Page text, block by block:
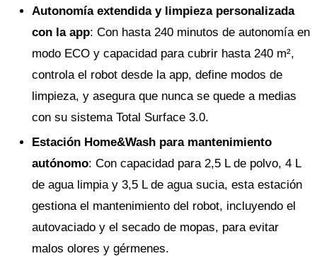
Autonomía extendida y limpieza personalizada
con la app: Con hasta 240 minutos de autonomía en
modo ECO y capacidad para cubrir hasta 240 m²,
controla el robot desde la app, define modos de
limpieza, y asegura que nunca se quede a medias
con su sistema Total Surface 3.0.
Estación Home&Wash para mantenimiento
autónomo: Con capacidad para 2,5 L de polvo, 4 L
de agua limpia y 3,5 L de agua sucia, esta estación
gestiona el mantenimiento del robot, incluyendo el
autovaciado y el secado de mopas, para evitar
malos olores y gérmenes.